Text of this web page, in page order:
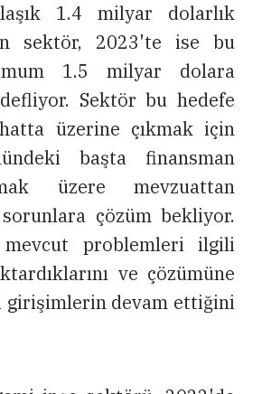
1.4 milyar dolarlık
sektör, 2023'te ise bu
1.5 milyar dolara
Sektör bu hedefe
üzerine çıkmak için
başta finansman
üzere mevzuattan
çözüm bekliyor.
mevcut problemleri ilgili
ve çözümüne
devam ettiğini